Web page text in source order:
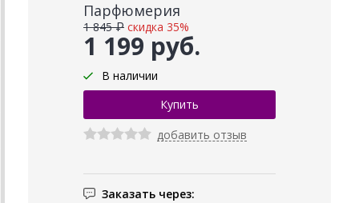
Парфюмерия
1 199 руб.
1 845 ₽ скидка 35%
В наличии
добавить отзыв
Заказать через: